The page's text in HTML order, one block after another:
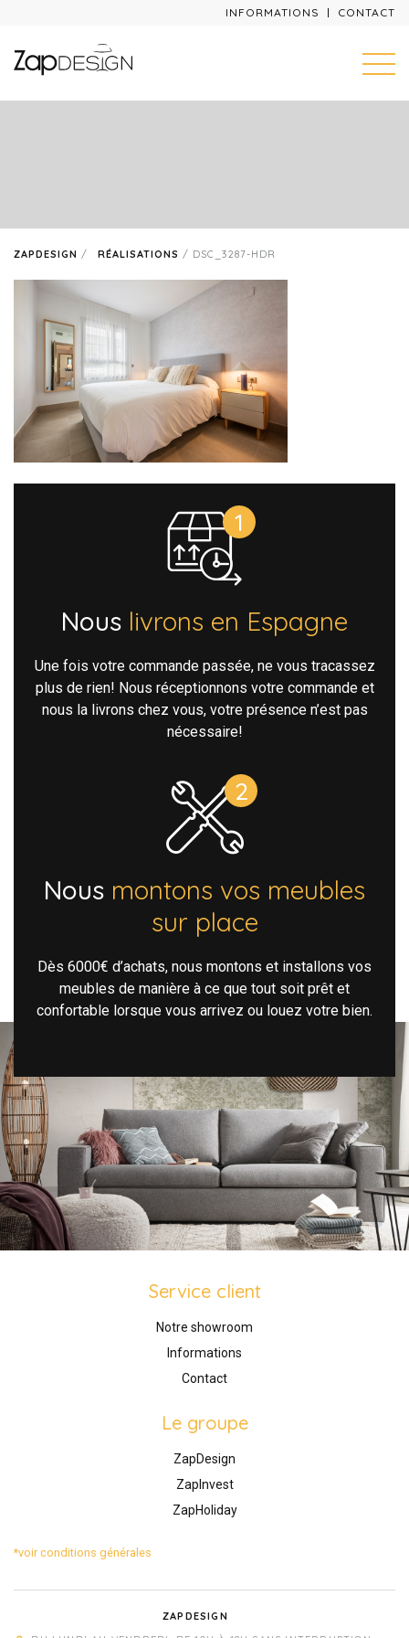
INFORMATIONS CONTACT
ZAPDESIGN / RÉALISATIONS / DSC_3287-HDR
Nous livrons en Espagne
Une fois votre commande passée, ne vous tracassez
plus de rien! Nous réceptionnons votre commande et
nous la livrons chez vous, votre présence n’est pas
nécessaire!
Nous montons vos meubles
sur place
Dès 6000€ d’achats, nous montons et installons vos
meubles de manière à ce que tout soit prêt et
confortable lorsque vous arrivez ou louez votre bien.
Service client
Notre showroom
Informations
Contact
Le groupe
ZapDesign
ZapInvest
ZapHoliday
*voir conditions générales
ZAPDESIGN